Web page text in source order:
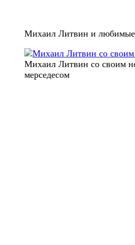
Михаил Литвин и
Михаил Литвин со своим
мерседесом